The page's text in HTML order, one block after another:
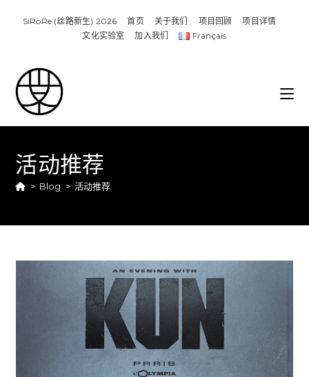
SiRoRe (丝路新生) 2026 首页 关于我们 项目回顾​
项目详情​
文化实验室
加入我们 Français
活动推荐
> Blog > 活动推荐